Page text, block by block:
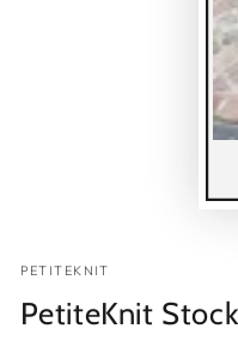
PETITEKNIT
PetiteKnit